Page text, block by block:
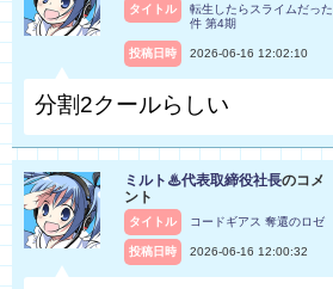
タイトル
転生したらスライムだった
件 第4期
投稿日時 2026-06-16 12:02:10
分割2クールらしい
ミルト♨代表取締役社長のコメ
ント
タイトル コードギアス 奪還のロゼ
投稿日時 2026-06-16 12:00:32